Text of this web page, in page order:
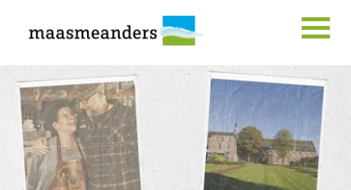
content